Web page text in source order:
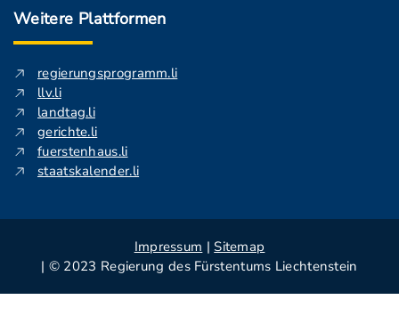
Weitere Plattformen
regierungsprogramm.li
llv.li
landtag.li
gerichte.li
fuerstenhaus.li
staatskalender.li
Impressum | Sitemap
| © 2023 Regierung des Fürstentums Liechtenstein